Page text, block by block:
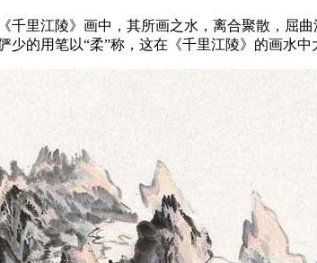
千里江陵》画中，其所画之水，离合聚散，屈
的用笔以“柔”称，这在《千里江陵》的画水中